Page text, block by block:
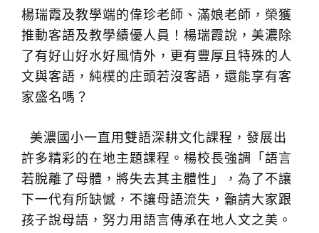
楊瑞霞及教學端的偉珍老師、滿娘老師，榮獲
推動客語及教學績優人員！楊瑞霞說，美濃除
了有好山好水好風情外，更有豐厚且特殊的人
文與客語，純樸的庄頭若沒客語，還能享有客
家盛名嗎？
美濃國小一直用雙語深耕文化課程，發展出
許多精彩的在地主題課程。楊校長強調「語言
若脫離了母體，將失去其主體性」，為了不讓
下一代有所缺憾，不讓母語流失，籲請大家跟
孩子說母語，努力用語言傳承在地人文之美。